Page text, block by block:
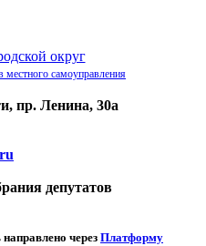
округ
самоуправления
пр. Ленина, 30а
депутатов
через Платформу